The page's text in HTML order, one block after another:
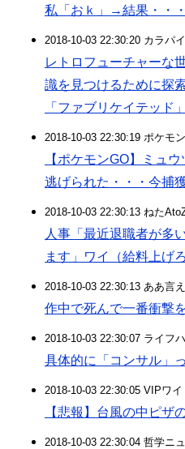
私「おｋ」→結果・・・
2018-10-03 22:30:20 カラパ
レトロフューチャーな
識を見つけるために探
「ファブリケイテッド」
2018-10-03 22:30:19 ポケモ
【ポケモンGO】ミュ
逃げられた・・・今捕
2018-10-03 22:30:13 ねた
人事「最近退職者が多
ます」ワイ（給料上げ
2018-10-03 22:30:13 ああ言
作中で死んで一番衝撃
2018-10-03 22:30:07 ライフ
具体的に「コンサル」
2018-10-03 22:30:05 VIPワイ
【悲報】台風の中ピザ
2018-10-03 22:30:04 哲学ニ